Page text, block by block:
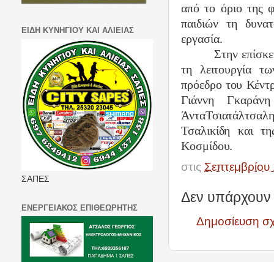
από το όριο της
παιδιών τη
εργασία.
Στην
τη λειτουργία
πρόεδρο του
Γιάννη
Τσαλικίδη και
Κοσμίδου.
στις
Δεν υπάρχουν
Δημοσίευση
ΕΙΔΗ ΚΥΝΗΓΙΟΥ ΚΑΙ ΑΛΙΕΙΑΣ
ΣΑΠΕΣ
ΕΝΕΡΓΕΙΑΚΟΣ ΕΠΙΘΕΩΡΗΤΗΣ